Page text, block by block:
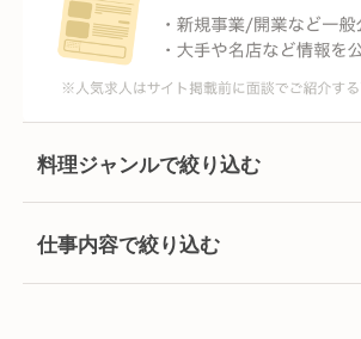
料理ジャンルで絞り込む
仕事内容で絞り込む